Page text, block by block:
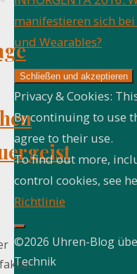
manifestieren sich
und Wearables?
Privacy & Cookies:
By continuing to use
agree to their use.
To find out more,
control cookies, see
Richtlinie
©2026 Uhren-Blog
Technik